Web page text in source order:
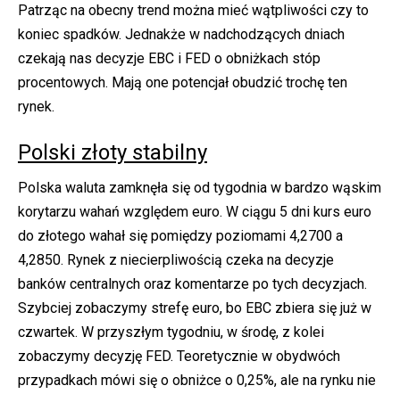
Patrząc na obecny trend można mieć wątpliwości czy to
koniec spadków. Jednakże w nadchodzących dniach
czekają nas decyzje EBC i FED o obniżkach stóp
procentowych. Mają one potencjał obudzić trochę ten
rynek.
Polski złoty stabilny
Polska waluta zamknęła się od tygodnia w bardzo wąskim
korytarzu wahań względem euro. W ciągu 5 dni kurs euro
do złotego wahał się pomiędzy poziomami 4,2700 a
4,2850. Rynek z niecierpliwością czeka na decyzje
banków centralnych oraz komentarze po tych decyzjach.
Szybciej zobaczymy strefę euro, bo EBC zbiera się już w
czwartek. W przyszłym tygodniu, w środę, z kolei
zobaczymy decyzję FED. Teoretycznie w obydwóch
przypadkach mówi się o obniżce o 0,25%, ale na rynku nie